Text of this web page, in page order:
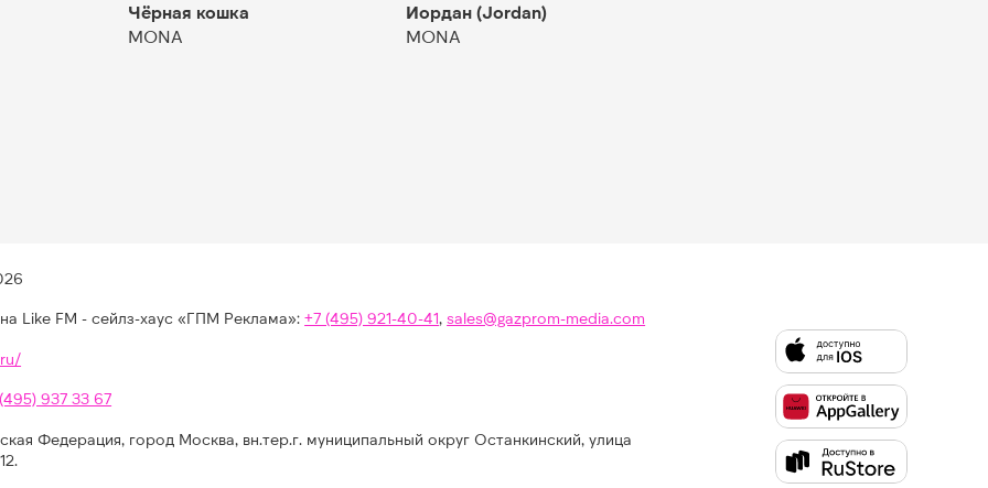
Чёрная кошка
MONA
Иордан (Jordan)
MONA
на Like FM - сейлз-хаус «ГПМ Реклама»:+7 (495) 921-40-41,sales@gazprom-media.com
937 33 67
Федерация, город Москва, вн.тер.г. муниципальный округ Останкинский, улица